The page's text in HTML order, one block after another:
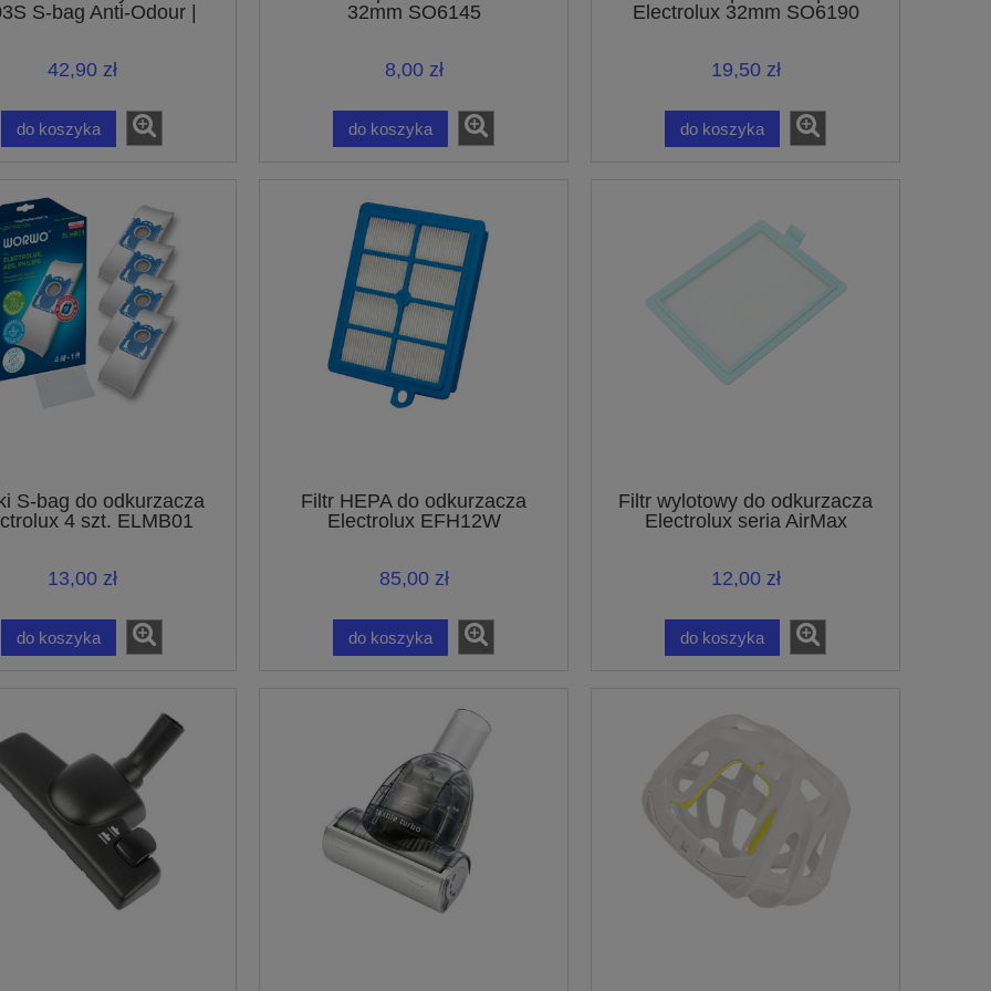
S-bag Anti-Odour |
42,90 zł
do koszyka
32mm SO6145
8,00 zł
do koszyka
Electrolux 32mm SO6190
19,50 zł
do koszyka
S-bag do odkurzacza
4 szt. ELMB01
13,00 zł
do koszyka
Filtr HEPA do odkurzacza
Electrolux EFH12W
85,00 zł
do koszyka
Filtr wylotowy do odkurzacza
Electrolux seria AirMax
12,00 zł
do koszyka